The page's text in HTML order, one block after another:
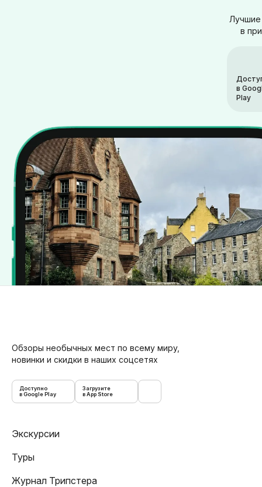
в
в
Play
Обзоры необычных мест по всему миру,
новинки и скидки в наших соцсетях
Доступно
в Google Play
Загрузите
в App Store
Экскурсии
Туры
Журнал Трипстера